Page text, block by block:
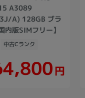
A3089
A) 128GB ブラ
内版SIMフリー】
中古Cランク
円